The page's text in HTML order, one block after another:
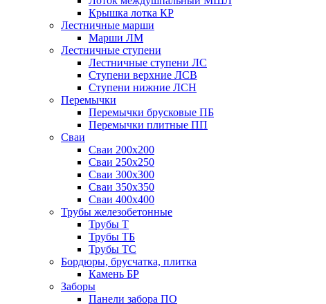
Крышка лотка КР
Лестничные марши
Марши ЛМ
Лестничные ступени
Лестничные ступени ЛС
Ступени верхние ЛСВ
Ступени нижние ЛСН
Перемычки
Перемычки брусковые ПБ
Перемычки плитные ПП
Сваи
Сваи 200х200
Сваи 250х250
Сваи 300х300
Сваи 350х350
Сваи 400х400
Трубы железобетонные
Трубы Т
Трубы ТБ
Трубы ТС
Бордюры, брусчатка, плитка
Камень БР
Заборы
Панели забора ПО